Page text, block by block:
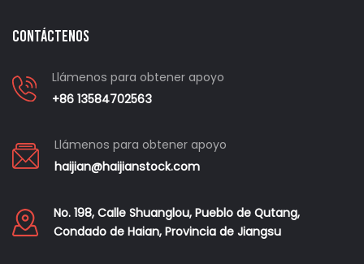
Contáctenos
Llámenos para obtener apoyo
+86 13584702563
Llámenos para obtener apoyo
haijian@haijianstock.com
No. 198, Calle Shuanglou, Pueblo de Qutang,
Condado de Haian, Provincia de Jiangsu